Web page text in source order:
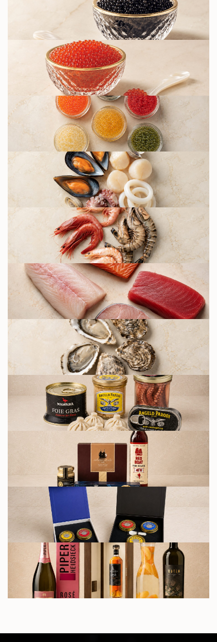
ЧЁРНАЯ ИКРА
КРАСНАЯ ИКРА
ДРУГИЕ ВИДЫ
ИКРЫ / ИМИТАЦИЯ
МОРСКИЕ
ДЕЛИКАТЕСЫ
КРЕВЕТКИ
РЫБА
УСТРИЦЫ К
ПЯТНИЦЕ
КУЛИНАРИЯ И
КОНСЕРВАЦИЯ
БАКАЛЕЯ
ПОДАРОЧНЫЕ
НАБОРЫ
НАПИТКИ